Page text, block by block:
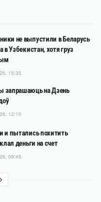
не выпустили в Беларусь
в Узбекистан, хотя груз
15:35
запрашаюць на Дзень
12:10
и пытались похитить
деньги на счет
09:45